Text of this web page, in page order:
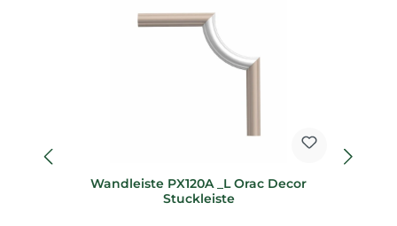
Wandleiste PX120A _L Orac Decor
Stuckleiste